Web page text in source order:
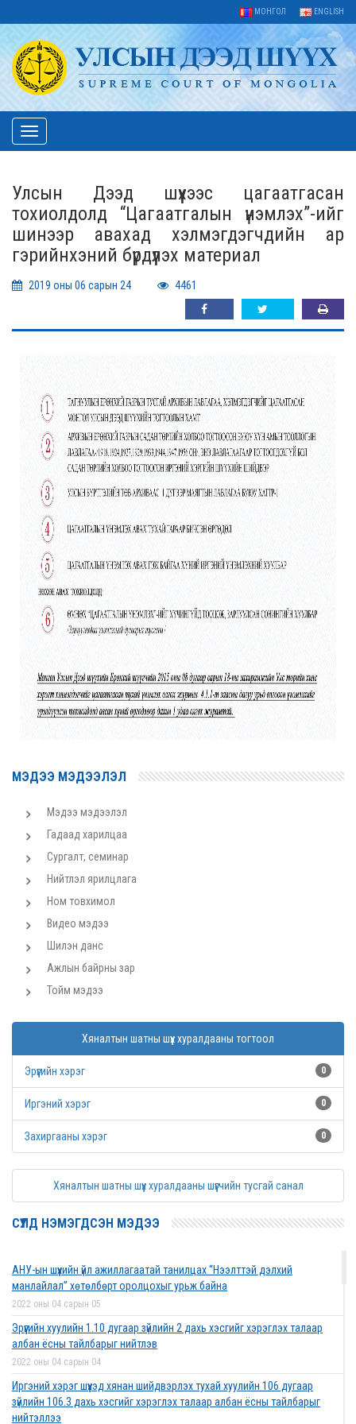
МОНГОЛ ENGLISH
Toggle
navigation
Улсын Дээд шүүхээс цагаатгасан
тохиолдолд “Цагаатгалын үнэмлэх”-ийг
шинээр авахад хэлмэгдэгчдийн ар
гэрийнхэний бүрдүүлэх материал
2019 оны 06 сарын 24 4461
МЭДЭЭ МЭДЭЭЛЭЛ
Мэдээ мэдээлэл
Гадаад харилцаа
Сургалт, семинар
Нийтлэл ярилцлага
Ном товхимол
Видео мэдээ
Шилэн данс
Ажлын байрны зар
Тойм мэдээ
Хяналтын шатны шүүх хуралдааны тогтоол
Эрүүгийн хэрэг 0
Иргэний хэрэг 0
Захиргааны хэрэг 0
Хяналтын шатны шүүх хуралдааны шүүгчийн тусгай санал
СҮҮЛД НЭМЭГДСЭН МЭДЭЭ
АНУ-ын шүүхийн үйл ажиллагаатай танилцах “Нээлттэй дэлхий
манлайлал” хөтөлбөрт оролцохыг урьж байна
2022 оны 04 сарын 05
Эрүүгийн хуулийн 1.10 дугаар зүйлийн 2 дахь хэсгийг хэрэглэх талаар
албан ёсны тайлбарыг нийтлэв
2022 оны 04 сарын 04
Иргэний хэрэг шүүхэд хянан шийдвэрлэх тухай хуулийн 106 дугаар
зүйлийн 106.3 дахь хэсгийг хэрэглэх талаар албан ёсны тайлбарыг
нийтэллээ